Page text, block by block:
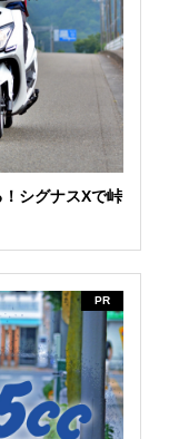
シグナスXで峠
PR